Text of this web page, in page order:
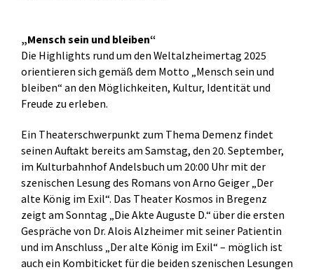
„Mensch sein und bleiben“
Die Highlights rund um den Weltalzheimertag 2025
orientieren sich gemäß dem Motto „Mensch sein und
bleiben“ an den Möglichkeiten, Kultur, Identität und
Freude zu erleben.
Ein Theaterschwerpunkt zum Thema Demenz findet
seinen Auftakt bereits am Samstag, den 20. September,
im Kulturbahnhof Andelsbuch um 20:00 Uhr mit der
szenischen Lesung des Romans von Arno Geiger „Der
alte König im Exil“. Das Theater Kosmos in Bregenz
zeigt am Sonntag „Die Akte Auguste D.“ über die ersten
Gespräche von Dr. Alois Alzheimer mit seiner Patientin
und im Anschluss „Der alte König im Exil“ – möglich ist
auch ein Kombiticket für die beiden szenischen Lesungen